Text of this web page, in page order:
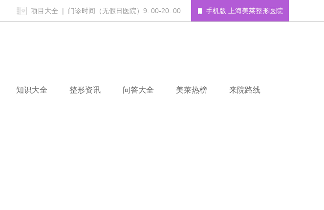
手机版 上海美莱整形医院
项目大全 | 门诊时间（无假日医院）9: 00-20: 00
知识大全 整形资讯 问答大全 美莱热榜 来院路线